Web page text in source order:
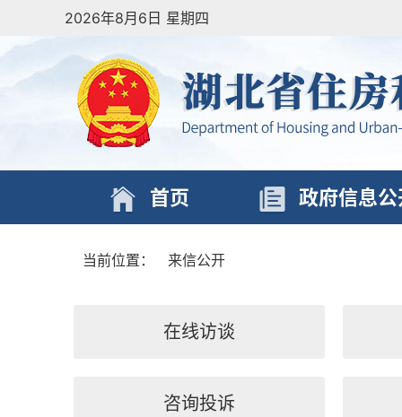
2026年8月6日 星期四
首页 政府信息公
当前位置： 来信公开
在线访谈
咨询投诉